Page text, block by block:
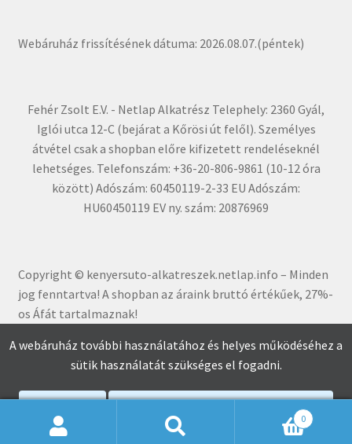
Webáruház frissítésének dátuma: 2026.08.07.(péntek)
Fehér Zsolt E.V. - Netlap Alkatrész Telephely: 2360 Gyál,
Iglói utca 12-C (bejárat a Kőrösi út felől). Személyes
átvétel csak a shopban előre kifizetett rendeléseknél
lehetséges. Telefonszám: +36-20-806-9861 (10-12 óra
között) Adószám: 60450119-2-33 EU Adószám:
HU60450119 EV ny. szám: 20876969
Copyright © kenyersuto-alkatreszek.netlap.info – Minden
jog fenntartva! A shopban az áraink bruttó értékűek, 27%-
os Áfát tartalmaznak!
Keresés
0
A webáruház további használatához és helyes működéséhez a
sütik használatát szükséges el fogadni.
Adatkezelési Tájékoztató Elolvasása